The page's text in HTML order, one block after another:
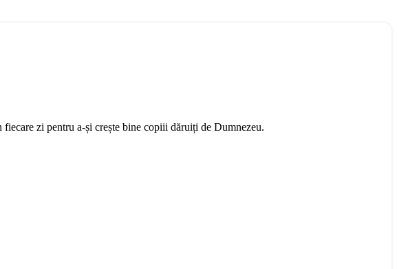
zi pentru a-și crește bine copiii dăruiți de Dumnezeu.